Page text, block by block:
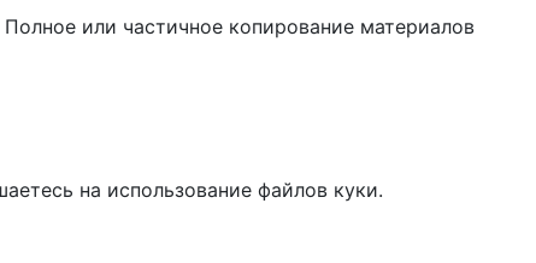
или частичное копирование материалов
на использование файлов куки.